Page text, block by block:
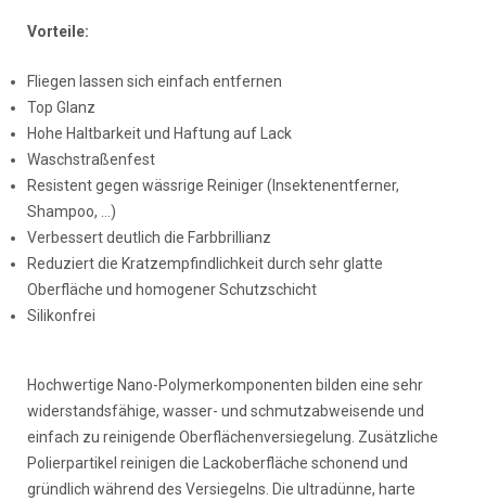
Vorteile:
Fliegen lassen sich einfach entfernen
Top Glanz
Hohe Haltbarkeit und Haftung auf Lack
Waschstraßenfest
Resistent gegen wässrige Reiniger (Insektenentferner,
Shampoo, …)
Verbessert deutlich die Farbbrillianz
Reduziert die Kratzempfindlichkeit durch sehr glatte
Oberfläche und homogener Schutzschicht
Silikonfrei
Hochwertige Nano-Polymerkomponenten bilden eine sehr
widerstandsfähige, wasser- und schmutzabweisende und
einfach zu reinigende Oberflächenversiegelung. Zusätzliche
Polierpartikel reinigen die Lackoberfläche schonend und
gründlich während des Versiegelns. Die ultradünne, harte